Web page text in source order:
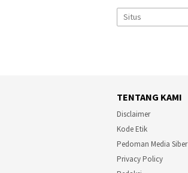
TENTANG KAMI
Disclaimer
Kode Etik
Pedoman Media Siber
Privacy Policy